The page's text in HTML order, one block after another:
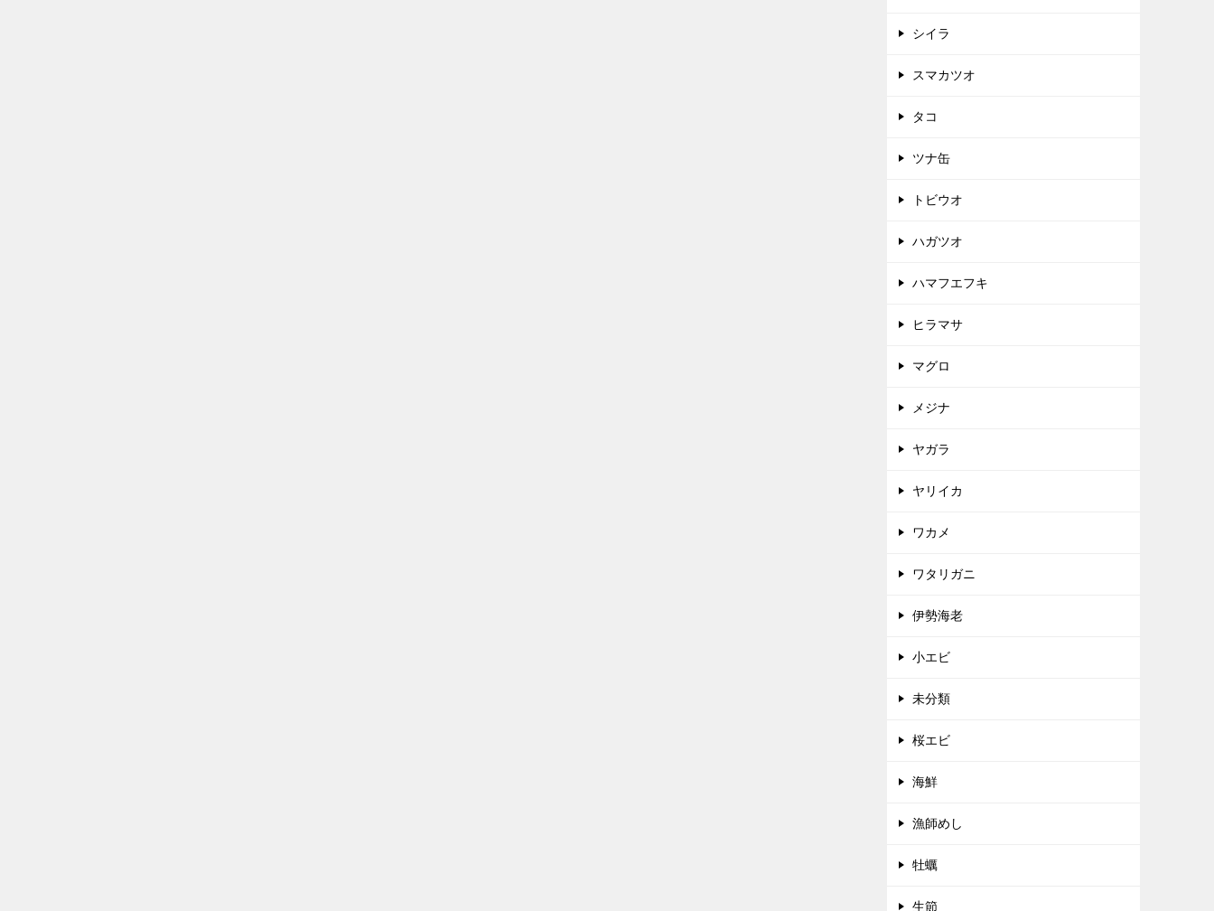
シイラ
スマカツオ
タコ
ツナ缶
トビウオ
ハガツオ
ハマフエフキ
ヒラマサ
マグロ
メジナ
ヤガラ
ヤリイカ
ワカメ
ワタリガニ
伊勢海老
小エビ
未分類
桜エビ
海鮮
漁師めし
牡蠣
生節